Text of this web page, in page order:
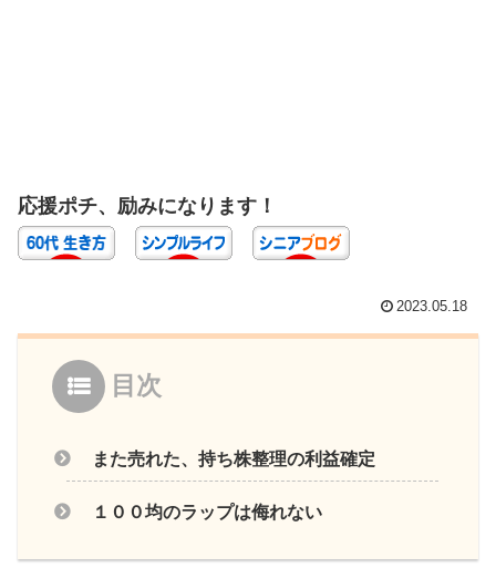
応援ポチ、励みになります！
2023.05.18
目次
また売れた、持ち株整理の利益確定
１００均のラップは侮れない